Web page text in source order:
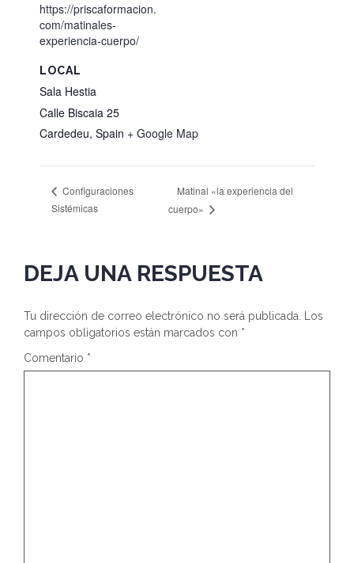
https://priscaformacion.
com/matinales-
experiencia-cuerpo/
LOCAL
Sala Hestia
Calle Biscaia 25
Cardedeu, Spain + Google Map
Configuraciones
Sistémicas
Matinal «la experiencia del
cuerpo»
DEJA UNA RESPUESTA
Tu dirección de correo electrónico no será publicada.
Los
campos obligatorios están marcados con *
Comentario *